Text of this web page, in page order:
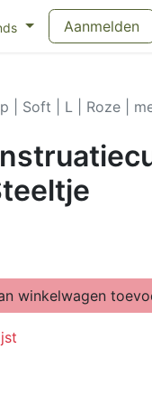
maandverband
Aanmelden
| Soft | L | Roze |
winkelwagen